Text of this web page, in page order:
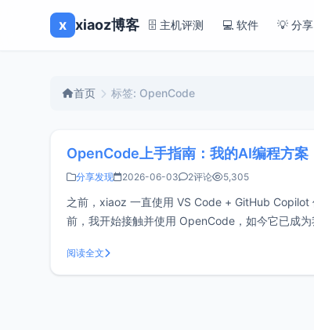
x xiaoz博客 🗄️ 主机评测 💻 软件 💡 分享
首页 标签: OpenCode
OpenCode上手指南：我的AI编程方案
分享发现 2026-06-03 2评论 5,305
之前，xiaoz 一直使用 VS Code + GitHub
前，我开始接触并使用 OpenCode，如今它已成
阅读全文